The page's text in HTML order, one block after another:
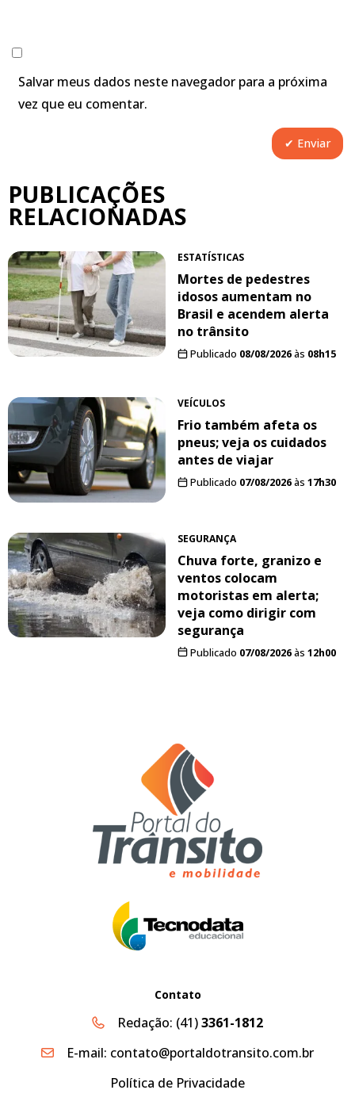
Salvar meus dados neste navegador para a próxima
vez que eu comentar.
PUBLICAÇÕES
RELACIONADAS
ESTATÍSTICAS
Mortes de pedestres
idosos aumentam no
Brasil e acendem alerta
no trânsito
Publicado 08/08/2026às 08h15
VEÍCULOS
Frio também afeta os
pneus; veja os cuidados
antes de viajar
Publicado 07/08/2026às 17h30
SEGURANÇA
Chuva forte, granizo e
ventos colocam
motoristas em alerta;
veja como dirigir com
segurança
Publicado 07/08/2026às 12h00
Contato
Redação: (41)3361-1812
E-mail: contato@portaldotransito.com.br
Política de Privacidade